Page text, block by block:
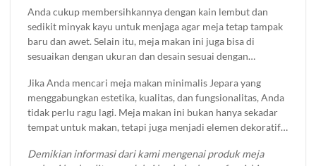
Anda cukup membersihkannya dengan kain lembut dan
sedikit minyak kayu untuk menjaga agar meja tetap tampak
baru dan awet. Selain itu, meja makan ini juga bisa di
sesuaikan dengan ukuran dan desain sesuai dengan
berbagai gaya dekorasi rumah.
Jika Anda mencari meja makan minimalis Jepara yang
menggabungkan estetika, kualitas, dan fungsionalitas, Anda
tidak perlu ragu lagi. Meja makan ini bukan hanya sekadar
tempat untuk makan, tetapi juga menjadi elemen dekoratif
Demikian informasi dari kami mengenai produk meja